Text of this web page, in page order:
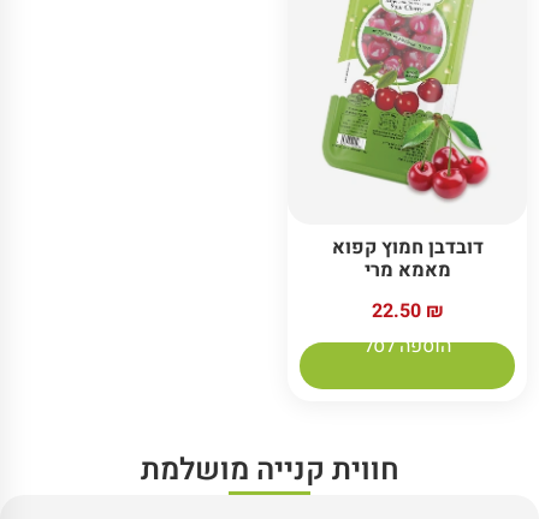
דובדבן חמוץ קפוא
מאמא מרי
22.50 ₪
הוספה לסל
חווית קנייה מושלמת